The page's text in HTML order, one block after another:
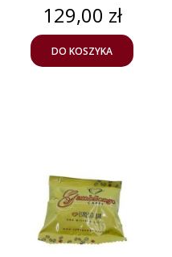
Cena
129,00 zł
DO KOSZYKA